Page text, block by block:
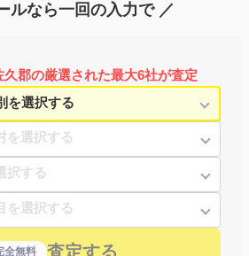
ルなら一回の入力で ／
久郡の厳選された最大6社が査定
全無料 査定する